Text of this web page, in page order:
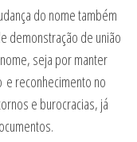
do nome também
demonstração de união
seja por manter
reconhecimento no
e burocracias, já